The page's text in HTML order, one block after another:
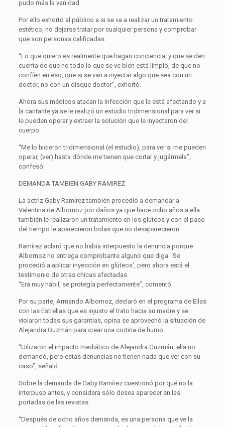
pudo más la vanidad.
Por ello exhortó al público a si se va a realizar un tratamiento
estético, no dejarse tratar por cualquier persona y comprobar
que son personas calificadas.
“Lo que quiero es realmente que hagan conciencia, y que se den
cuenta de que no todo lo que se ve bien está limpio, de que no
confíen en eso, que si se van a inyectar algo que sea con un
doctor, no con un disque doctor”, exhortó.
Ahora sus médicos atacan la infección que le está afectando y a
la cantante ya se le realizó un estudio tridimensional para ver si
le pueden operar y extraer la solución que le inyectaron del
cuerpo.
“Me lo hicieron tridimensional (el estudio), para ver si me pueden
operar, (ver) hasta dónde me tienen que cortar y jugármela”,
confesó.
DEMANDA TAMBIEN GABY RAMIREZ
La actriz Gaby Ramírez también procedió a demandar a
Valentina de Albornoz por daños ya que hace ocho años a ella
también le realizaron un tratamiento en los glúteos y con el paso
del tiempo le aparecieron bolas que no desaparecieron.
Ramírez aclaró que no había interpuesto la denuncia porque
Albornoz no entrega comprobante alguno que diga: ‘Se
procedió a aplicar inyección en glúteos’, pero ahora está el
testimonio de otras chicas afectadas.
“Era muy hábil, se protegía perfectamente”, comentó.
Por su parte, Armando Albornoz, declaró en el programa de Ellas
con las Estrellas que es injusto el trato hacia su madre y se
violaron todas sus garantías, opina se aprovechó la situación de
Alejandra Guzmán para crear una cortina de humo.
“Uilizaron el impacto mediático de Alejandra Guzmán, ella no
demandó, pero estas denuncias no tienen nada que ver con su
caso”, señaló.
Sobre la demanda de Gaby Ramírez cuestionó por qué no la
interpuso antes, y considera sólo desea aparecer en las
portadas de las revistas.
“Después de ocho años demanda, es una persona que ve la